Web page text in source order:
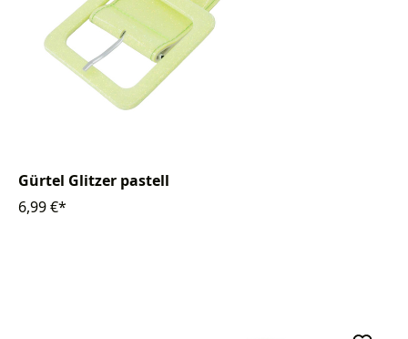
Gürtel Glitzer pastell
6,99 €*